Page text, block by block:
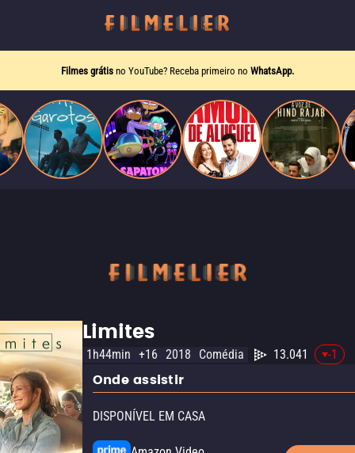
Filmes grátis no YouTube? Receba primeiro no WhatsApp.
Limites
1h44min +16 2018 Comédia 13.041 -1
Onde assistir
DISPONÍVEL EM CASA